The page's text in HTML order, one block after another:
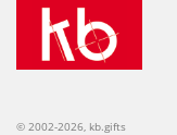
© 2002-2026, kb.gifts